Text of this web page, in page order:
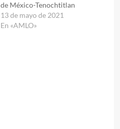
de México-Tenochtitlan
13 de mayo de 2021
En «AMLO»